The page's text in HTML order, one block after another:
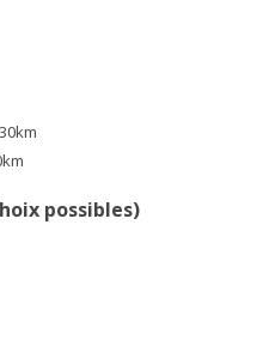
possibles)